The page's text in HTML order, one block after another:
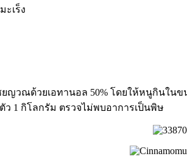
เร็ง
วยเอทานอล 50% โดยให้หนูกินในขน
1 กิโลกรัม ตรวจไม่พบอาการเป็นพิษ